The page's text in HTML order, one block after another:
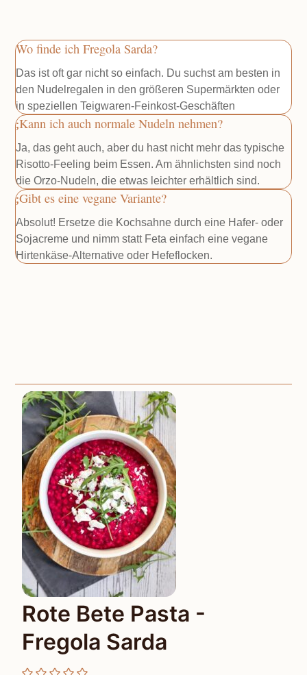
Wo finde ich Fregola Sarda?
Das ist oft gar nicht so einfach. Du suchst am besten in
den Nudelregalen in den größeren Supermärkten oder
in speziellen Teigwaren-Feinkost-Geschäften
Kann ich auch normale Nudeln nehmen?
Ja, das geht auch, aber du hast nicht mehr das typische
Risotto-Feeling beim Essen. Am ähnlichsten sind noch
die Orzo-Nudeln, die etwas leichter erhältlich sind.
Gibt es eine vegane Variante?
Absolut! Ersetze die Kochsahne durch eine Hafer- oder
Sojacreme und nimm statt Feta einfach eine vegane
Hirtenkäse-Alternative oder Hefeflocken.
Rote Bete Pasta -
Fregola Sarda